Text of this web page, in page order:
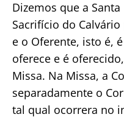
Dizemos que a
Sacrifício do
e o Oferente, isto é,
oferece e é
Missa. Na Missa, a
separadamente o
tal qual ocorrera no